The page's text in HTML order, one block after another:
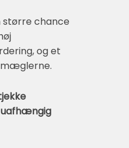
større chance
og et